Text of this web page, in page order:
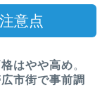
意点
はやや高め。
市街で事前調